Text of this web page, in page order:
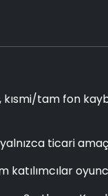
tam fon kaybı
ticari
katılımcılar